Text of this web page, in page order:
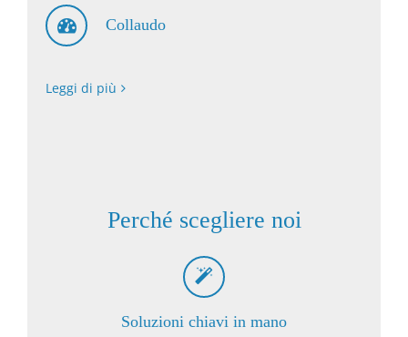
Collaudo
Leggi di più
Perché scegliere noi
Soluzioni chiavi in mano